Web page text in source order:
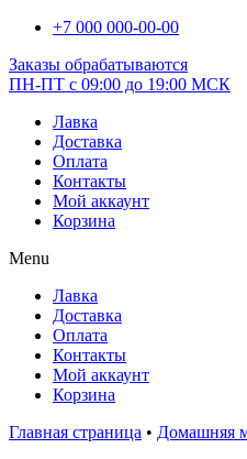
+7 000 000-00-00
Заказы обрабатываются
ПН-ПТ с 09:00 до 19:00 МСК
Лавка
Доставка
Оплата
Контакты
Мой аккаунт
Корзина
Menu
Лавка
Доставка
Оплата
Контакты
Мой аккаунт
Корзина
Главная страница • Домашняя